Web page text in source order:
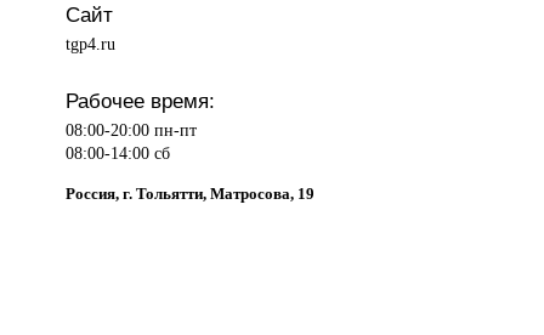
Сайт
tgp4.ru
Рабочее время:
08:00-20:00 пн-пт
08:00-14:00 сб
Россия, г. Тольятти, Матросова, 19